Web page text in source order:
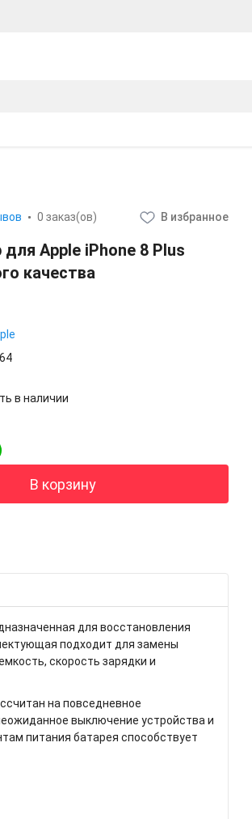
0 заказ(ов) В избранное
Apple iPhone 8 Plus
качества
в наличии
В корзину
для восстановления
подходит для замены
скорость зарядки и
на повседневное
выключение устройства и
питания батарея способствует